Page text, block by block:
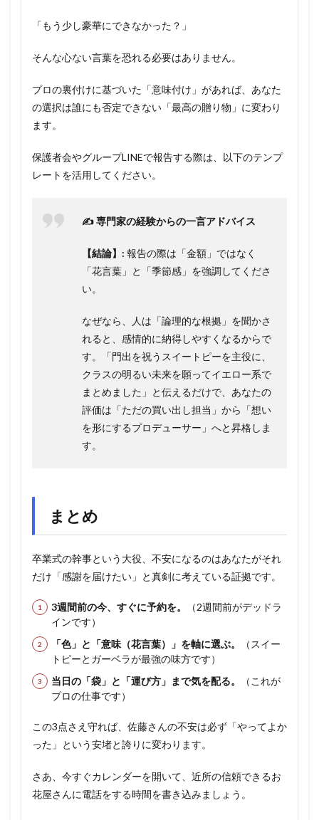
「もう少し豪華にできなかった？」
そんな心ない言葉を恐れる必要はありません。
プロの裏付けに基づいた「意味付け」があれば、あなた
の選択は誰にも否定できない「最高の贈り物」に変わり
ます。
保護者会やグループLINEで報告する際は、以下のテンプ
レートを活用してください。
✍️ 専門家の経験からの一言アドバイス
【結論】: 報告の際は「金額」ではなく
「花言葉」と「季節感」を強調してくださ
い。
なぜなら、人は「論理的な根拠」を聞かさ
れると、感情的に納得しやすくなるからで
す。「門出を祝うスイートピーを主役に、
クラスの明るい未来を願ってイエロー系で
まとめました」と伝えるだけで、あなたの
評価は「ただの買い出し担当」から「想い
を形にするプロデューサー」へと昇格しま
す。
まとめ
卒業式の幹事という大役、不安になるのはあなたがそれ
だけ「感謝を届けたい」と真剣に考えている証拠です。
3週間前の今、すぐに予約を。
（2週間前がデッドラ
インです）
「色」と「意味（花言葉）」を軸に選ぶ。
（スイー
トピーとガーベラが最強の味方です）
当日の「袋」と「運び方」まで気を配る。
（これが
プロの仕事です）
この3点さえ守れば、佐藤さんの不安は必ず「やってよか
った」という安堵と誇りに変わります。
さあ、今すぐカレンダーを開いて、近所の信頼できるお
花屋さんに電話をする時間を書き込みましょう。